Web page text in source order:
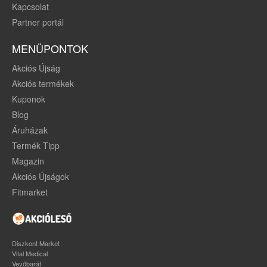
Kapcsolat
Partner portál
MENÜPONTOK
Akciós Újság
Akciós termékek
Kuponok
Blog
Áruházak
Termék Tipp
Magazin
Akciós Újságok
Fitmarket
Diszkont Market
Vital Medical
Vevőbarát